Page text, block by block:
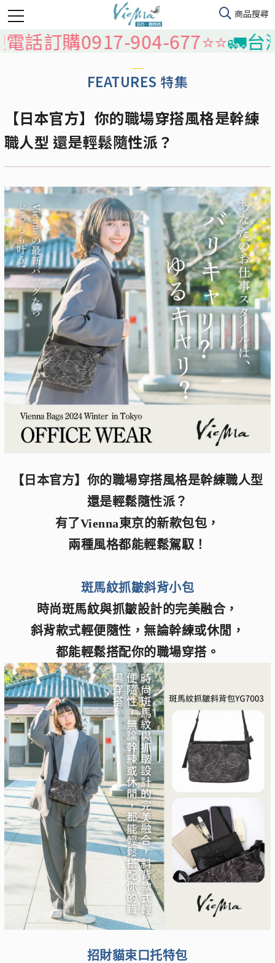
話訂購0917-904-677⭐️⭐️🚛台灣
FEATURES 特集
【日本官方】你的職場穿搭風格是幹練
職人型 還是輕鬆隨性派？
【日本官方】你的職場穿搭風格是幹練職人型
還是輕鬆隨性派？
有了Vienna東京的新款包包，
兩種風格都能輕鬆駕馭！
斑馬紋抓皺斜背小包
時尚斑馬紋與抓皺設計的完美融合，
斜背款式輕便隨性，無論幹練或休閒，
都能輕鬆搭配你的職場穿搭。
招財貓束口托特包